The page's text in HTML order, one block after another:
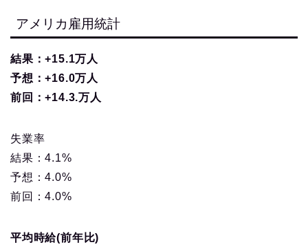
アメリカ雇用統計
結果：+15.1万人
予想：+16.0万人
前回：+14.3.万人
失業率
結果：4.1%
予想：4.0%
前回：4.0%
平均時給(前年比)